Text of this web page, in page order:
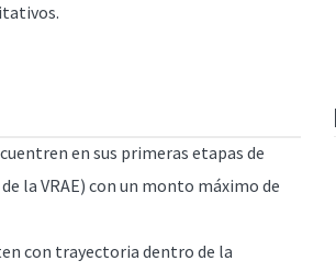
en sus primeras etapas de
la VRAE) con un monto máximo de
con trayectoria dentro de la